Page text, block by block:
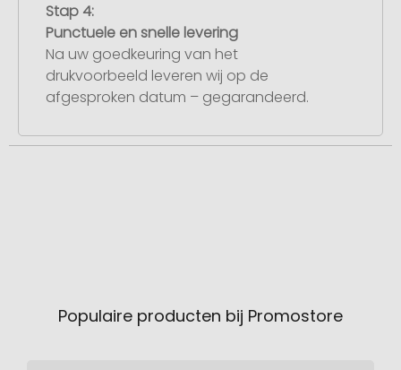
Stap 4:
Punctuele en snelle levering
Na uw goedkeuring van het
drukvoorbeeld leveren wij op de
afgesproken datum – gegarandeerd.
Populaire producten bij Promostore